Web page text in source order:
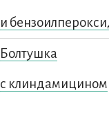
и
Болтушка
с клиндамицином